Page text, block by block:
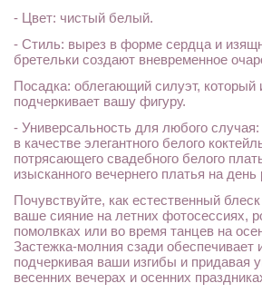
- Цвет: чистый белый.
- Стиль: вырез в форме сердца и
бретельки создают вневременное
Посадка: облегающий силуэт, который
подчеркивает вашу фигуру.
- Универсальность для любого
в качестве элегантного белого
потрясающего свадебного белого
изысканного вечернего платья на
Почувствуйте, как естественный
ваше сияние на летних фотосессиях,
помолвках или во время танцев на
Застежка-молния сзади обеспечивает
подчеркивая ваши изгибы и придавая
весенних вечерах и осенних